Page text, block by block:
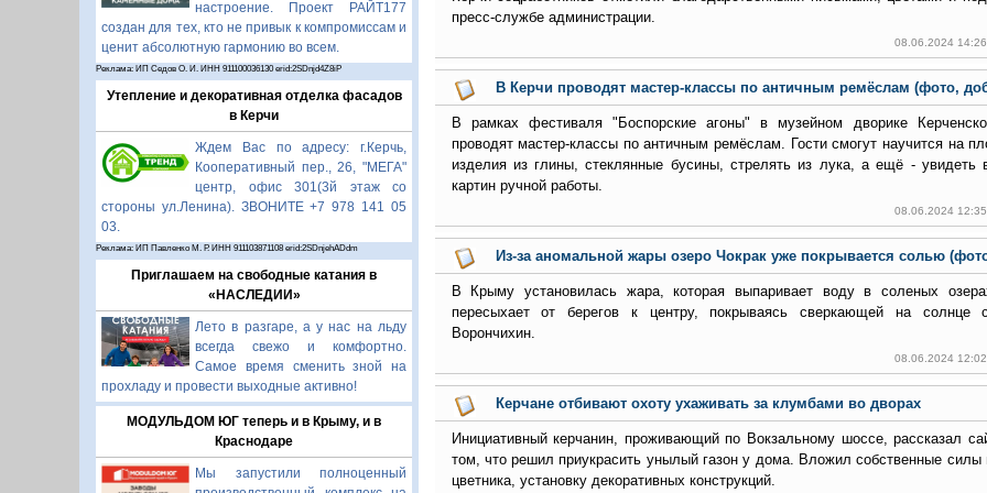
настроение. Проект РАЙТ177
создан для тех, кто не привык к компромиссам и
ценит абсолютную гармонию во всем.
Реклама: ИП Седов О. И. ИНН 911100036130 erid:2SDnjd4Z8iP
Утепление и декоративная отделка фасадов
в Керчи
Ждем Вас по адресу: г.Керчь,
Кооперативный пер., 26, "МЕГА"
центр, офис 301(3й этаж со
стороны ул.Ленина). ЗВОНИТЕ +7 978 141 05
03.
Реклама: ИП Павленко М. Р. ИНН 911103871108 erid:2SDnjehADdm
Приглашаем на свободные катания в
«НАСЛЕДИИ»
Лето в разгаре, а у нас на льду
всегда свежо и комфортно.
Самое время сменить зной на
прохладу и провести выходные активно!
МОДУЛЬДОМ ЮГ теперь и в Крыму, и в
Краснодаре
Мы запустили полноценный
пресс-службе администрации.
08.06.2024
В Керчи проводят мастер-классы по античным ремёслам (фото,
В рамках фестиваля "Боспорские агоны" в музейном дворике
проводят мастер-классы по античным ремёслам. Гости смогут научится на
изделия из глины, стеклянные бусины, стрелять из лука, а ещё - увидеть
картин ручной работы.
08.06.2024
Из-за аномальной жары озеро Чокрак уже покрывается солью
В Крыму установилась жара, которая выпаривает воду в соленых
пересыхает от берегов к центру, покрываясь сверкающей на солнце
Ворончихин.
08.06.2024
Керчане отбивают охоту ухаживать за клумбами во дворах
Инициативный керчанин, проживающий по Вокзальному шоссе, рассказал
том, что решил приукрасить унылый газон у дома. Вложил собственные силы
цветника, установку декоративных конструкций.